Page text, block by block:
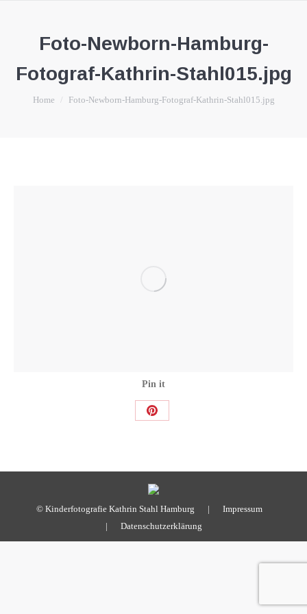
Foto-Newborn-Hamburg-
Fotograf-Kathrin-Stahl015.jpg
You are here:
Home Foto-Newborn-Hamburg-Fotograf-Kathrin-Stahl015.jpg
Pin it
Share
© Kinderfotografie Kathrin Stahl Hamburg | Impressum
| Datenschutzerklärung